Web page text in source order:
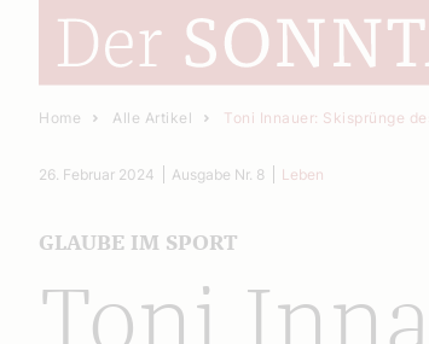
Home Alle Artikel Toni Innauer: Skisprünge
Toni
GLAUBE IM SPORT
26. Februar 2024 Ausgabe Nr. 8 Leben